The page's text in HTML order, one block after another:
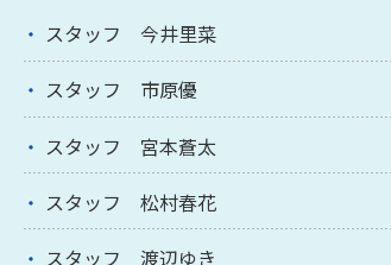
スタッフ 今井里菜
スタッフ 市原優
スタッフ 宮本蒼太
スタッフ 松村春花
スタッフ 渡辺ゆき